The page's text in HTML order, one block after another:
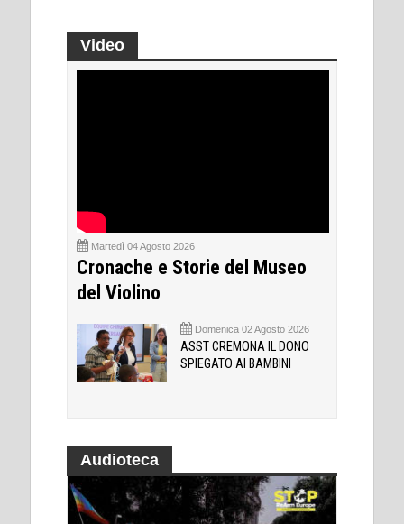
Video
Martedì 04 Agosto 2026
Cronache e Storie del Museo
del Violino
Domenica 02 Agosto 2026
ASST CREMONA IL DONO
SPIEGATO AI BAMBINI
Audioteca